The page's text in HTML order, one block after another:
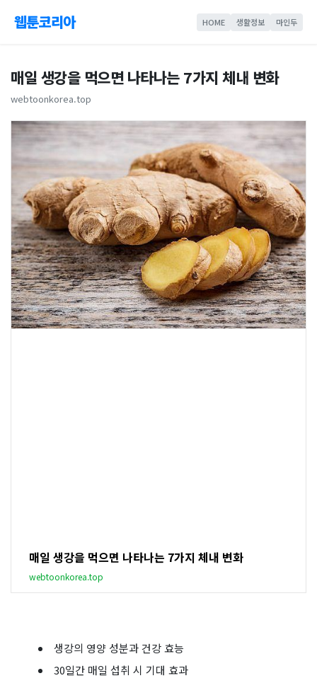
웹툰코리아 HOME 생활정보 마인두
매일 생강을 먹으면 나타나는 7가지 체내 변화
webtoonkorea.top
매일 생강을 먹으면 나타나는 7가지 체내 변화
webtoonkorea.top
생강의 영양 성분과 건강 효능
30일간 매일 섭취 시 기대 효과